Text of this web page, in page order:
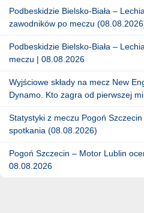
Podbeskidzie Bielsko-Biała –
zawodników po meczu
Podbeskidzie Bielsko-Biała –
meczu | 08.08.2026
Wyjściowe składy na mecz New
Dynamo. Kto zagra od pierwszej
Statystyki z meczu Pogoń
spotkania (08.08.2026)
Pogoń Szczecin – Motor Lublin
08.08.2026